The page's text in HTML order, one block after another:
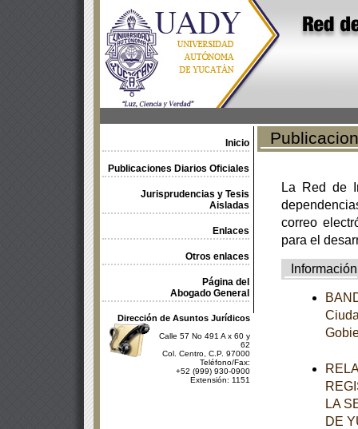
Inicio
Publicaciones Diarios Oficiales
Jurisprudencias y Tesis
Aisladas
Enlaces
Otros enlaces
Página del
Abogado General
Dirección de Asuntos Jurídicos
Calle 57 No 491 A x 60 y
62
Col. Centro, C.P. 97000
Teléfono/Fax:
+52 (999) 930-0900
Extensión: 1151
La Red de
correo
para el
Información
LA
DE